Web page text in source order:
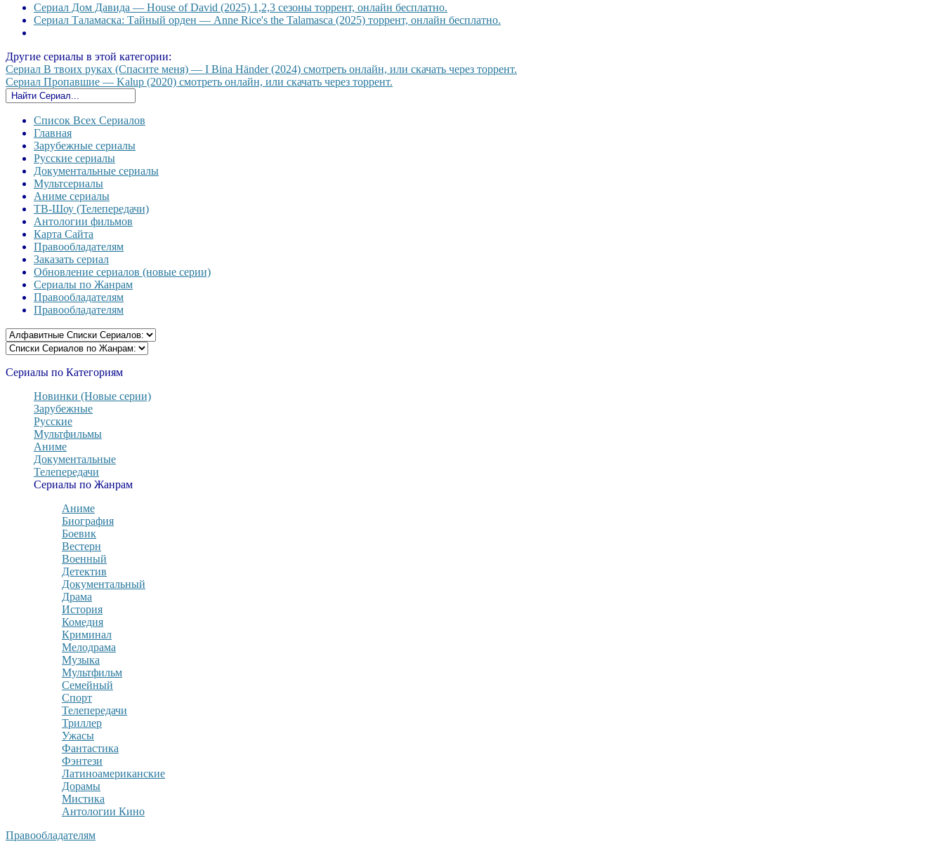
Сериал Дом Давида — House of David (2025) 1,2,3 сезоны торрент, онлайн бесплатно.
Сериал Таламаска: Тайный орден — Anne Rice's the Talamasca (2025) торрент, онлайн бесплатно.
Другие сериалы в этой категории:
Сериал В твоих руках (Спасите меня) — I Вina Händer (2024) смотреть онлайн, или скачать через торрент.
Сериал Пропавшие — Kalup (2020) смотреть онлайн, или скачать через торрент.
Список Всех Сериалов
Главная
Зарубежные сериалы
Русские сериалы
Документальные сериалы
Мультсериалы
Аниме сериалы
ТВ-Шоу (Телепередачи)
Антологии фильмов
Карта Сайта
Правообладателям
Заказать сериал
Обновление сериалов (новые серии)
Сериалы по Жанрам
Правообладателям
Правообладателям
Сериалы по Категориям
Новинки (Новые серии)
Зарубежные
Русские
Мультфильмы
Аниме
Документальные
Телепередачи
Сериалы по Жанрам
Аниме
Биография
Боевик
Вестерн
Военный
Детектив
Документальный
Драма
История
Комедия
Криминал
Мелодрама
Музыка
Мультфильм
Семейный
Спорт
Телепередачи
Триллер
Ужасы
Фантастика
Фэнтези
Латиноамериканские
Дорамы
Мистика
Антологии Кино
Правообладателям